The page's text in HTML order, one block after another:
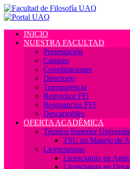
INICIO
NUESTRA FACULTAD
Presentación
Campus
Coordinaciones
Directorio
Transparencia
Retrovisor FFi
Resonancias FFI
Descargables
OFERTA ACADÉMICA
Técnico Superior
TSU en Manejo de
Licenciaturas
Licenciatura en
Licenciatura en